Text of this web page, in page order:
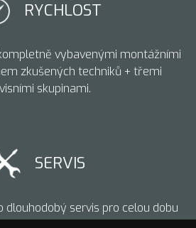
RYCHLOST
vybavenými montážními
zkušených techniků + třemi
skupinami.
SERVIS
dlouhodobý servis pro celou dobu